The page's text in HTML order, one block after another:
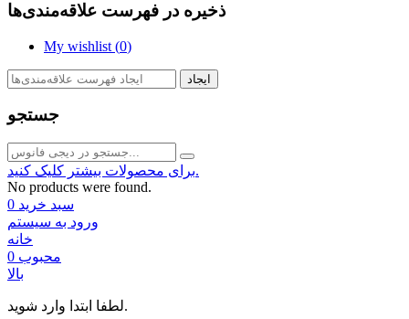
ذخیره در فهرست علاقه‌مندی‌ها
My wishlist (0)
ایجاد
جستجو
برای محصولات بیشتر کلیک کنید.
No products were found.
سبد خرید 0
ورود به سیستم
خانه
محبوب 0
بالا
لطفا ابتدا وارد شوید.